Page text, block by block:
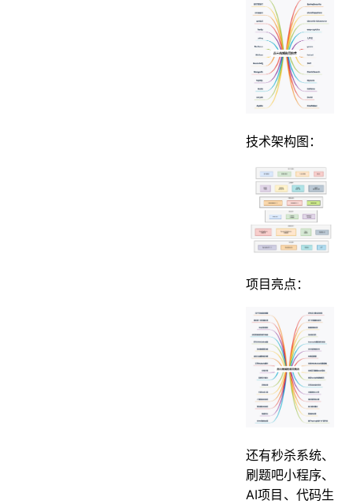
技术架构图：
项目亮点：
还有秒杀系统、
刷题吧小程序、
AI项目、代码生